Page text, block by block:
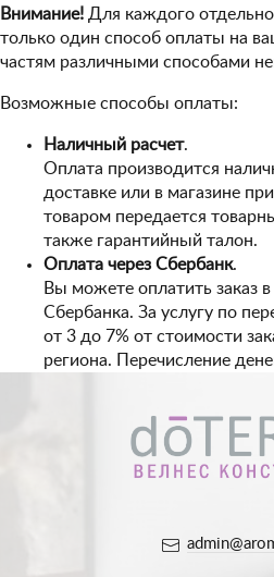
Внимание! Для каждого
только один способ оплаты на
частям различными способами
Возможные способы оплаты:
Наличный расчет.
Оплата производится
доставке или в магазине
товаром передается
также гарантийный талон.
Оплата через Сбербанк.
Вы можете оплатить заказ
Сбербанка. За услугу по
от 3 до 7% от стоимости
региона. Перечисление